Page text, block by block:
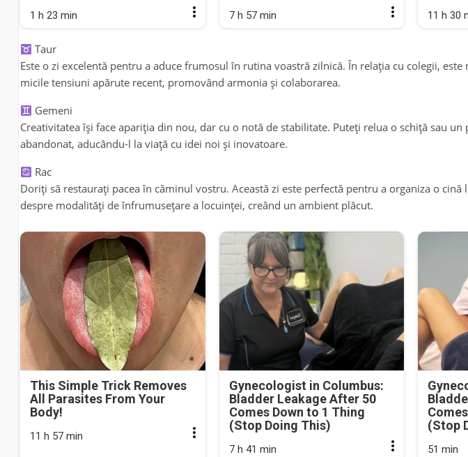
1 h 23 min 7 h 57 min 11 h 30
Taur
Este o zi excelentă pentru a aduce frumosul în rutina voastră zilnică. În relația cu colegii,
micile tensiuni apărute recent, promovând armonia și colaborarea.
Gemeni
Creativitatea își face apariția din nou, dar cu o notă de stabilitate. Puteți relua o schiță sau un
abandonat, aducându-l la viață cu idei noi și inovatoare.
Rac
Doriți să restaurați pacea în căminul vostru. Această zi este perfectă pentru a organiza o
despre modalități de înfrumusețare a locuinței, creând un ambient plăcut.
This Simple Trick Removes
All Parasites From Your
Body!
11 h 57 min
Gynecologist in Columbus:
Bladder Leakage After 50
Comes Down to 1 Thing
(Stop Doing This)
7 h 41 min
(Stop
51 min